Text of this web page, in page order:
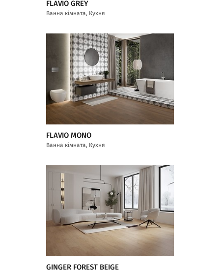
FLAVIO GREY
Ванна кімната, Кухня
FLAVIO MONO
Ванна кімната, Кухня
GINGER FOREST BEIGE